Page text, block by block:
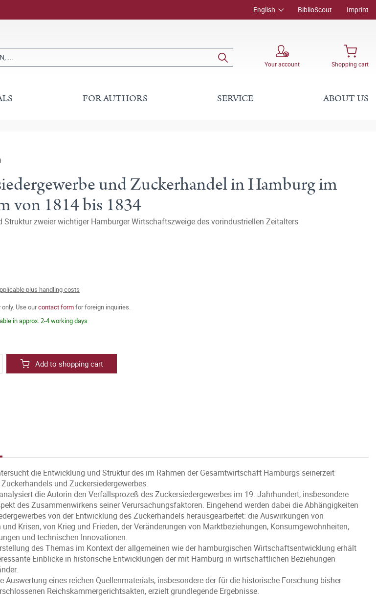
English BiblioScout Imprint
Your account Shopping cart
FOR AUTHORS SERVICE ABOUT US
und Zuckerhandel in Hamburg im
von 1814 bis 1834
Struktur zweier wichtiger Hamburger Wirtschaftszweige des vorindustriellen Zeitalters
plus handling costs
Use ourcontact formfor foreign inquiries.
in approx. 2-4 working days
Add to shopping cart
die Entwicklung und Struktur des im Rahmen der Gesamtwirtschaft Hamburgs seinerzeit
und Zuckersiedergewerbes.
die Autorin den Verfallsprozeß des Zuckersiedergewerbes im 19. Jahrhundert, insbesondere
des Zusammenwirkens seiner Verursachungsfaktoren. Eingehend werden dabei die Abhängigkeiten
von der Entwicklung des Zuckerhandels herausgearbeitet: die Auswirkungen von
Krisen, von Krieg und Frieden, der Veränderungen von Marktbeziehungen, Konsumgewohnheiten,
und technischen Innovationen.
des Themas im Kontext der allgemeinen wie der hamburgischen Wirtschaftsentwicklung erhält
Einblicke in historische Entwicklungen der mit Hamburg in wirtschaftlichen Beziehungen
Auswertung eines reichen Quellenmaterials, insbesondere der für die historische Forschung bisher
Reichskammergerichtsakten, erzielt grundlegende Ergebnisse.